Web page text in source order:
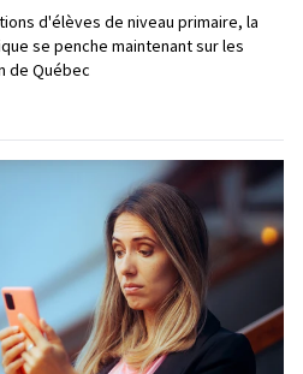
d'élèves de niveau primaire, la
se penche maintenant sur les
de Québec